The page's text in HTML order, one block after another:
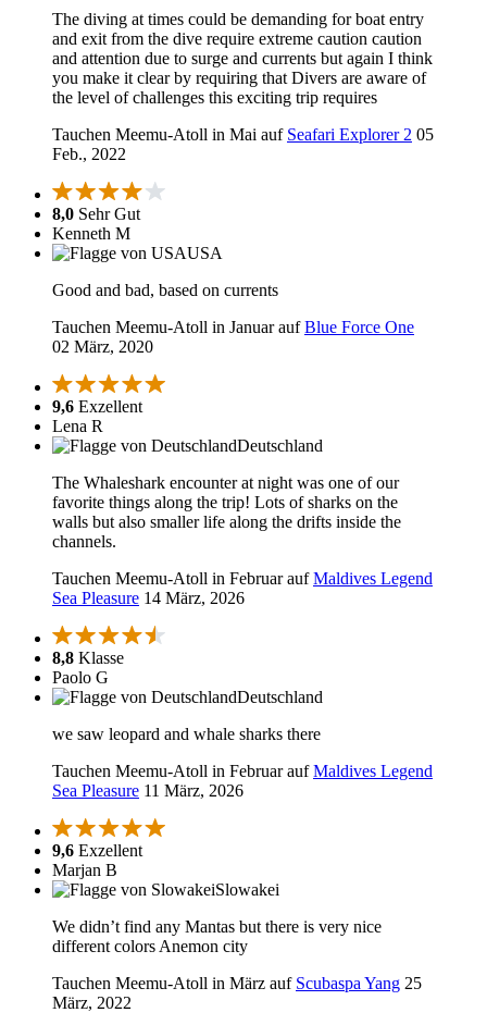
The diving at times could be demanding for boat entry
and exit from the dive require extreme caution caution
and attention due to surge and currents but again I think
you make it clear by requiring that Divers are aware of
the level of challenges this exciting trip requires
Tauchen Meemu-Atoll in Mai auf Seafari Explorer 2 05
Feb., 2022
8,0 Sehr Gut
Kenneth M
USA
Good and bad, based on currents
Tauchen Meemu-Atoll in Januar aufBlue Force One
02 März, 2020
9,6 Exzellent
Lena R
Deutschland
The Whaleshark encounter at night was one of our
favorite things along the trip! Lots of sharks on the
walls but also smaller life along the drifts inside the
channels.
Tauchen Meemu-Atoll in Februar aufMaldives Legend
Sea Pleasure 14 März, 2026
8,8 Klasse
Paolo G
Deutschland
we saw leopard and whale sharks there
Tauchen Meemu-Atoll in Februar aufMaldives Legend
Sea Pleasure 11 März, 2026
9,6 Exzellent
Marjan B
Slowakei
We didn’t find any Mantas but there is very nice
different colors Anemon city
Tauchen Meemu-Atoll in März auf Scubaspa Yang 25
März, 2022